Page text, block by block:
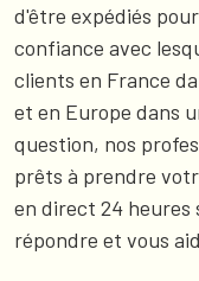
d'être expédiés
confiance avec
clients en France
et en Europe dans
question, nos
prêts à prendre
en direct 24 heures
répondre et vous